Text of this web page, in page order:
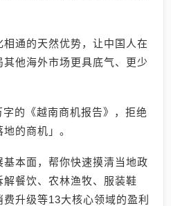
通的天然优势，让中国人在
他海外市场更具底气、更少
的《越南商机报告》，拒绝
的商机」。
本面，帮你快速摸清当地政
餐饮、农林渔牧、服装鞋
升级等13大核心领域的盈利